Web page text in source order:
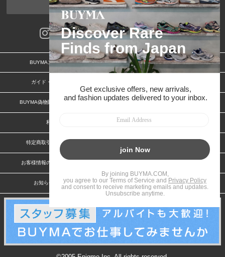
ページトップへ
BUYMAスタートガイド 安心への取り組み
ガイド・お問い合わせ
BUYMA偽物販売防止の取り組み BUYMA CARD
利用規約
特定商取引法に関する表記 特定商取引法に関する表記(出品者)
お客様情報の外部送信について
お知らせ(PCサイト) 会社案内